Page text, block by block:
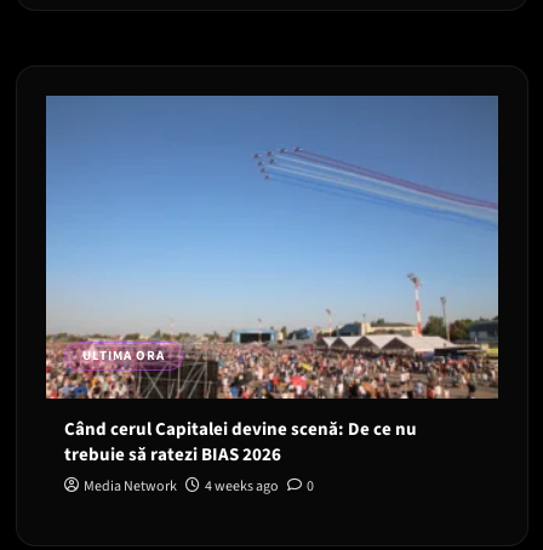
ULTIMA ORA
Când cerul Capitalei devine scenă: De ce nu
trebuie să ratezi BIAS 2026
Media Network 4 weeks ago 0